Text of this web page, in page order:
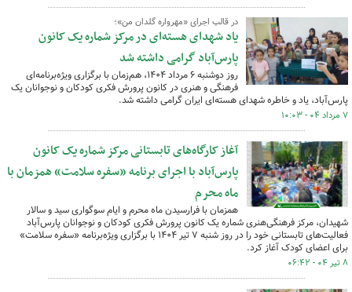
در قالب اجرای «مهرواره گلدان من»؛
یاد شهدای هسته‌ای در مرکز شماره یک کانون
پارس‌آباد گرامی داشته شد
روز دوشنبه ۶ مرداد ۱۴۰۴، هم‌زمان با برگزاری ویژه‌برنامه‌ای
فرهنگی و هنری در کانون پرورش فکری کودکان و نوجوانان یک
پارس‌آباد، یاد و خاطره شهدای هسته‌ای ایران گرامی داشته شد.
۷ مرداد ۰۴ - ۱۰:۰۳
آغاز کارگاه‌های تابستانی مرکز شماره یک کانون
پارس‌آباد با اجرای برنامه «سفره سلامت» همزمان با
ماه محرم
همزمان با فرارسیدن ماه محرم و ایام سوگواری سید و سالار
شهیدان، مرکز فرهنگی‌هنری شماره یک کانون پرورش فکری کودکان و نوجوانان پارس‌آباد
فعالیت‌های تابستانی خود را در روز شنبه ۷ تیر ۱۴۰۴ با برگزاری ویژه‌برنامه «سفره سلامت»
برای اعضای کودک آغاز کرد.
۸ تیر ۰۴ - ۰۶:۴۲